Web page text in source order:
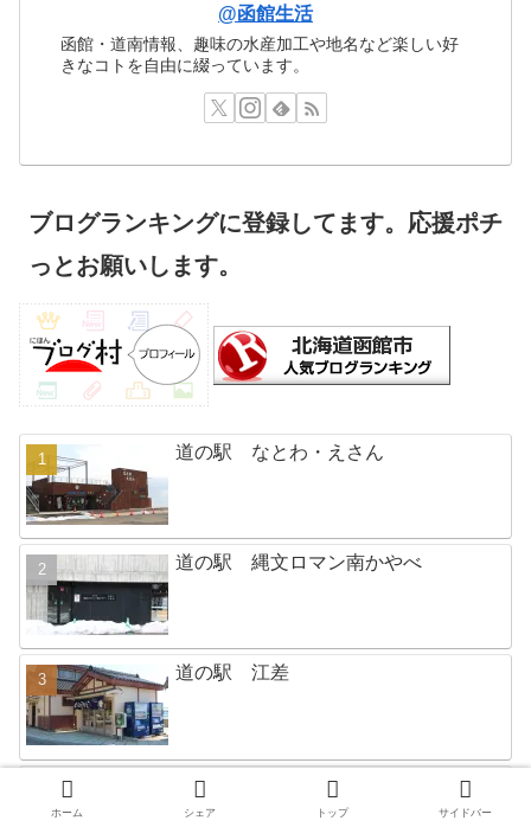
@函館生活
函館・道南情報、趣味の水産加工や地名など楽しい好
きなコトを自由に綴っています。
ブログランキングに登録してます。応援ポチ
っとお願いします。
道の駅 なとわ・えさん
道の駅 縄文ロマン南かやべ
道の駅 江差
道の駅 そうべつ情報館ｉ(あい)
ホーム シェア トップ サイドバー